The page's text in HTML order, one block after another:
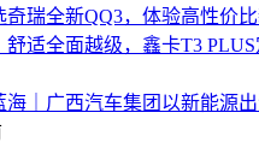
奇瑞全新QQ3，体验高性价
舒适全面越级，鑫卡T3
海｜广西汽车集团以新能源